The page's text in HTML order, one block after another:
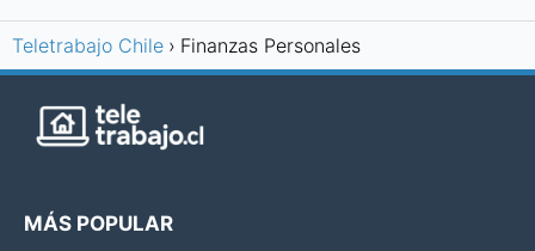
Teletrabajo Chile Finanzas Personales
MÁS POPULAR